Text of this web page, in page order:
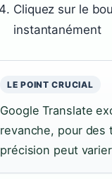
Cliquez sur le
instantanément
LE POINT CRUCIAL
Google Translate
revanche, pour des
précision peut